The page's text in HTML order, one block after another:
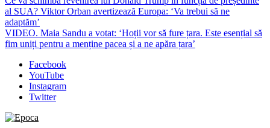
al SUA? Viktor Orban avertizează Europa: ‘Va trebui să ne
adaptăm’
VIDEO. Maia Sandu a votat: ‘Hoții vor să fure țara. Este esențial să
fim uniți pentru a menține pacea și a ne apăra țara’
Facebook
YouTube
Instagram
Twitter